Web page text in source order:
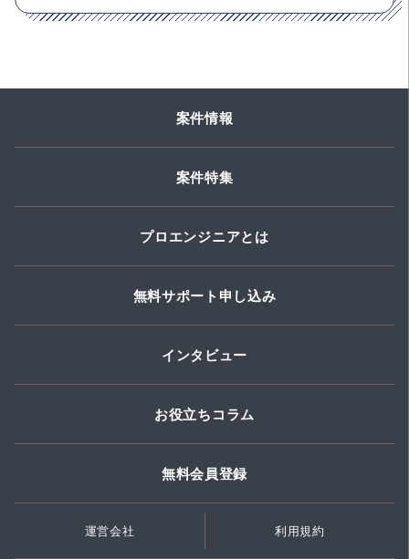
案件情報
案件特集
プロエンジニアとは
無料サポート申し込み
インタビュー
お役立ちコラム
無料会員登録
運営会社 利用規約